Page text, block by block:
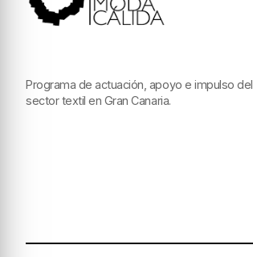
Programa de actuación, apoyo e impulso del
sector textil en Gran Canaria.